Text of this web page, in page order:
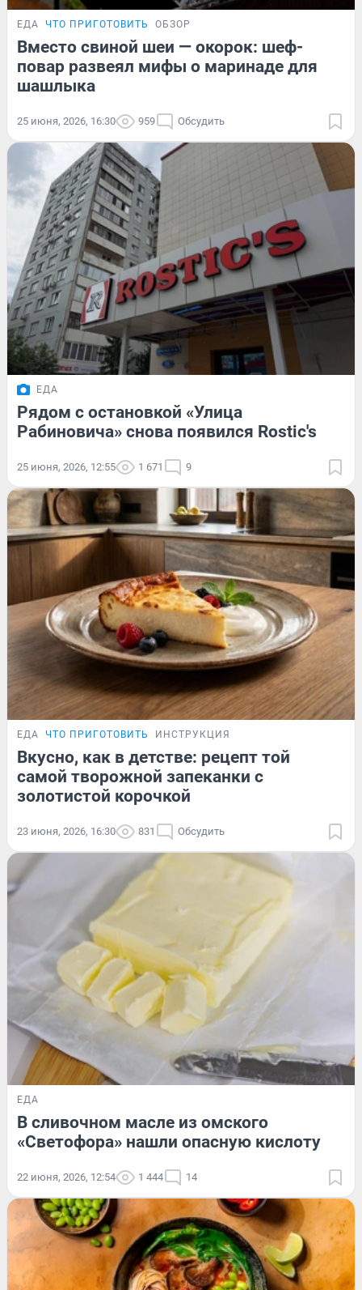
ЕДА ЧТО ПРИГОТОВИТЬ ОБЗОР
Вместо свиной шеи — окорок: шеф-
повар развеял мифы о маринаде для
шашлыка
25 июня, 2026, 16:30 959 Обсудить
ЕДА
Рядом с остановкой «Улица
Рабиновича» снова появился Rostic's
25 июня, 2026, 12:55 1 671 9
ЕДА ЧТО ПРИГОТОВИТЬ ИНСТРУКЦИЯ
Вкусно, как в детстве: рецепт той
самой творожной запеканки с
золотистой корочкой
23 июня, 2026, 16:30 831 Обсудить
ЕДА
В сливочном масле из омского
«Светофора» нашли опасную кислоту
22 июня, 2026, 12:54 1 444 14